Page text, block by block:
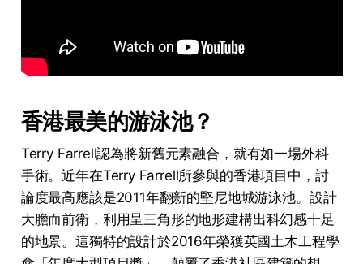
香港最美的游泳池？
Terry Farrell認為將新舊元素融合，就有如一場外科
手術。近年在Terry Farrell所參與的香港項目中，討
論度最高應該是2011年翻新的堅尼地城游泳池。設計
大膽而前衛，利用呈三角形的地形建構出科幻感十足
的地景。這獨特的設計於2016年榮獲英國土木工程學